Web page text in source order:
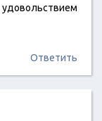
Ответить